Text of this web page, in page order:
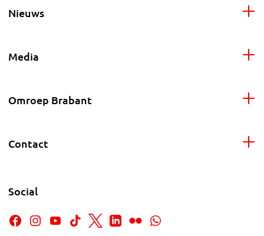
Nieuws
Media
Omroep Brabant
Contact
Social